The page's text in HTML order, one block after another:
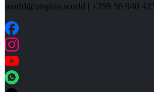
world@utsplay.world | +359 56 940